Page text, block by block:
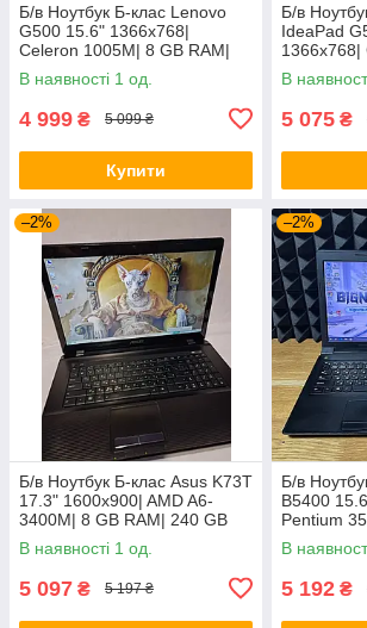
Б/в Ноутбук Б-клас Lenovo
G500 15.6" 1366x768|
Celeron 1005M| 8 GB RAM|
128 GB SSD| HD
В наявності 1 од.
4 999 ₴ 5 099 ₴
Купити
Б/в
IdeaPad
1366x768|
GB RAM|
В
5 075 ₴
–2%
Б/в Ноутбук Б-клас Asus K73T
17.3" 1600x900| AMD A6-
3400M| 8 GB RAM| 240 GB
SSD + 500 GB HDD| Radeon
HD 6520G
В наявності 1 од.
5 097 ₴ 5 197 ₴
–2%
Б/в
B5400
Pentium
128 GB
В
5 192 ₴